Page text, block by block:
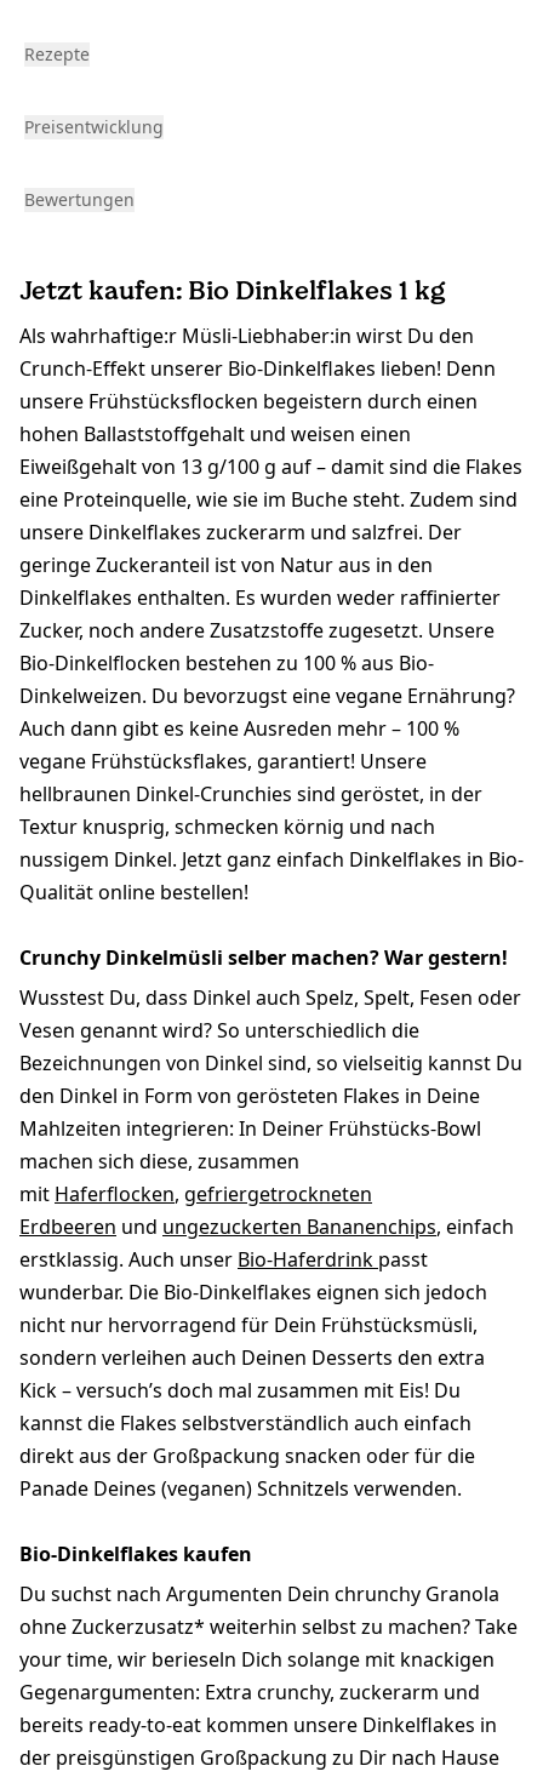
Rezepte
Preisentwicklung
Bewertungen
Jetzt kaufen: Bio Dinkelflakes 1 kg
Als wahrhaftige:r Müsli-Liebhaber:in wirst Du den
Crunch-Effekt unserer Bio-Dinkelflakes lieben! Denn
unsere Frühstücksflocken begeistern durch einen
hohen Ballaststoffgehalt und weisen einen
Eiweißgehalt von 13 g/100 g auf – damit sind die Flakes
eine Proteinquelle, wie sie im Buche steht. Zudem sind
unsere Dinkelflakes zuckerarm und salzfrei. Der
geringe Zuckeranteil ist von Natur aus in den
Dinkelflakes enthalten. Es wurden weder raffinierter
Zucker, noch andere Zusatzstoffe zugesetzt. Unsere
Bio-Dinkelflocken bestehen zu 100 % aus Bio-
Dinkelweizen. Du bevorzugst eine vegane Ernährung?
Auch dann gibt es keine Ausreden mehr – 100 %
vegane Frühstücksflakes, garantiert! Unsere
hellbraunen Dinkel-Crunchies sind geröstet, in der
Textur knusprig, schmecken körnig und nach
nussigem Dinkel. Jetzt ganz einfach Dinkelflakes in Bio-
Qualität online bestellen!
Crunchy Dinkelmüsli selber machen? War gestern!
Wusstest Du, dass Dinkel auch Spelz, Spelt, Fesen oder
Vesen genannt wird? So unterschiedlich die
Bezeichnungen von Dinkel sind, so vielseitig kannst Du
den Dinkel in Form von gerösteten Flakes in Deine
Mahlzeiten integrieren: In Deiner Frühstücks-Bowl
machen sich diese, zusammen
mit Haferflocken, gefriergetrockneten
Erdbeeren und ungezuckerten Bananenchips, einfach
erstklassig. Auch unser Bio-Haferdrink passt
wunderbar. Die Bio-Dinkelflakes eignen sich jedoch
nicht nur hervorragend für Dein Frühstücksmüsli,
sondern verleihen auch Deinen Desserts den extra
Kick – versuch’s doch mal zusammen mit Eis! Du
kannst die Flakes selbstverständlich auch einfach
direkt aus der Großpackung snacken oder für die
Panade Deines (veganen) Schnitzels verwenden.
Bio-Dinkelflakes kaufen
Du suchst nach Argumenten Dein chrunchy Granola
ohne Zuckerzusatz* weiterhin selbst zu machen? Take
your time, wir berieseln Dich solange mit knackigen
Gegenargumenten: Extra crunchy, zuckerarm und
bereits ready-to-eat kommen unsere Dinkelflakes in
der preisgünstigen Großpackung zu Dir nach Hause